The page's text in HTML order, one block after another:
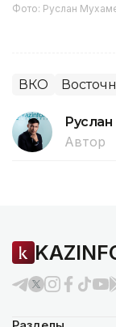
Фото: Руслан
ВКО
Автор